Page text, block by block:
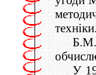
У